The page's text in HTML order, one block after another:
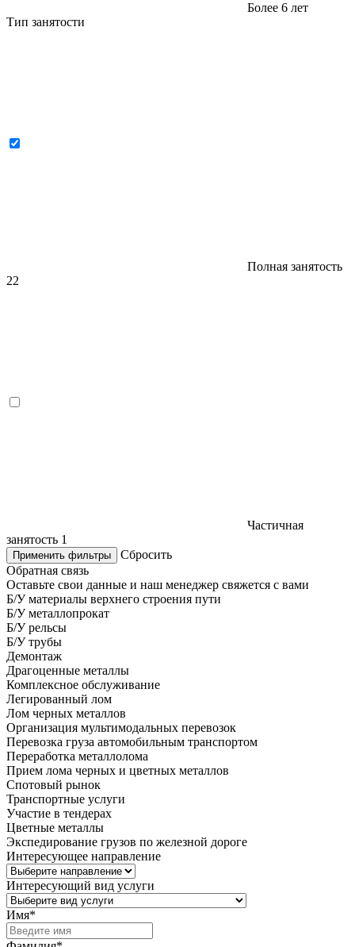
Более 6 лет
Тип занятости
Полная занятость
22
Частичная
занятость 1
Применить фильтры
Сбросить
Обратная связь
Оставьте свои данные и наш менеджер свяжется с вами
Б/У материалы верхнего строения пути
Б/У металлопрокат
Б/У рельсы
Б/У трубы
Демонтаж
Драгоценные металлы
Комплексное обслуживание
Легированный лом
Лом черных металлов
Организация мультимодальных перевозок
Перевозка груза автомобильным транспортом
Переработка металлолома
Прием лома черных и цветных металлов
Спотовый рынок
Транспортные услуги
Участие в тендерах
Цветные металлы
Экспедирование грузов по железной дороге
Интересующее направление
Интересующий вид услуги
Имя*